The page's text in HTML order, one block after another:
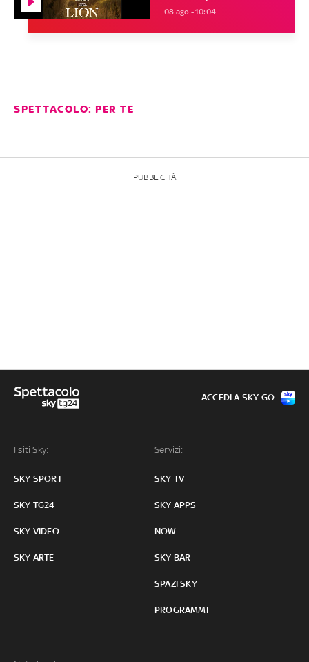
08 ago - 10:04
SPETTACOLO: PER TE
PUBBLICITÀ
I siti Sky:
SKY SPORT
SKY TG24
SKY VIDEO
SKY ARTE
Servizi:
SKY TV
SKY APPS
NOW
SKY BAR
SPAZI SKY
PROGRAMMI
ACCEDI A SKY GO